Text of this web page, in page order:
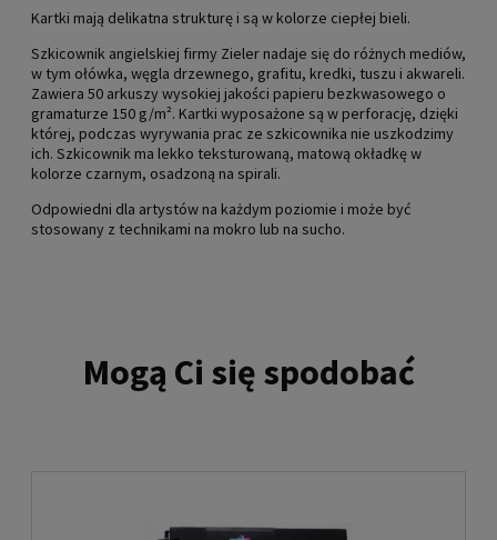
Kartki mają delikatna strukturę i są w kolorze ciepłej bieli.
Szkicownik angielskiej firmy Zieler nadaje się do różnych mediów,
w tym ołówka, węgla drzewnego, grafitu, kredki, tuszu i akwareli.
Zawiera 50 arkuszy wysokiej jakości papieru bezkwasowego o
gramaturze 150 g/m². Kartki wyposażone są w perforację, dzięki
której, podczas wyrywania prac ze szkicownika nie uszkodzimy
ich. Szkicownik ma lekko teksturowaną, matową okładkę w
kolorze czarnym, osadzoną na spirali.
Odpowiedni dla artystów na każdym poziomie i może być
stosowany z technikami na mokro lub na sucho.
Mogą Ci się spodobać